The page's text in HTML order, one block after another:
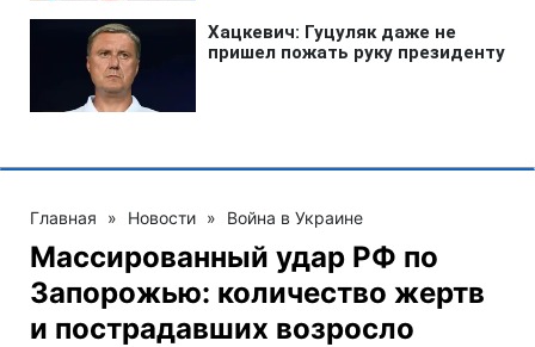
Главная » Новости » Война в Украине
Массированный удар РФ по
Запорожью: количество жертв
и пострадавших возросло